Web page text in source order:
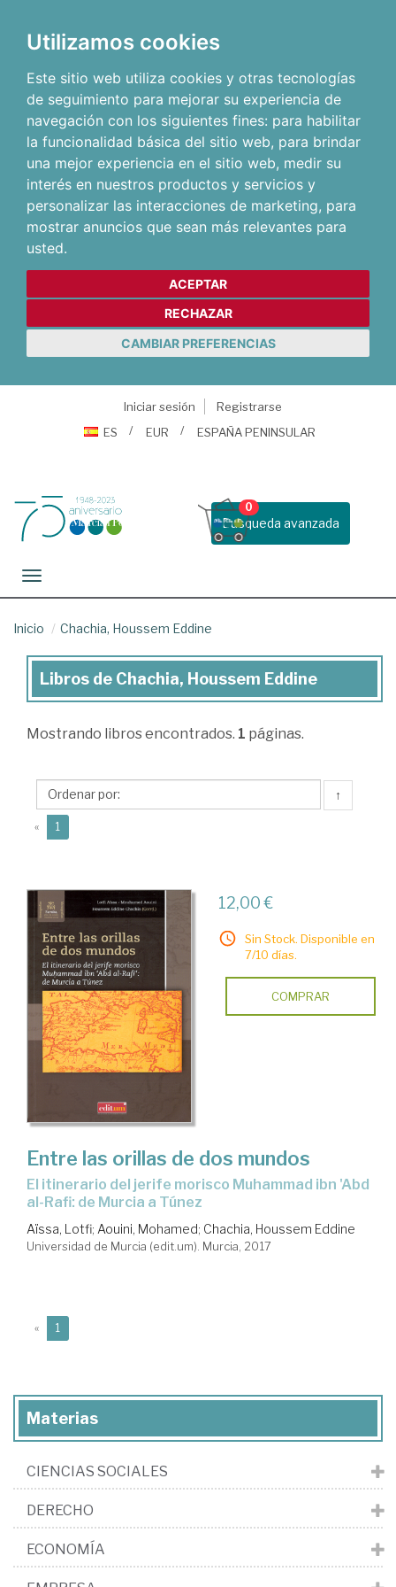
Utilizamos cookies
Este sitio web utiliza cookies y otras tecnologías
de seguimiento para mejorar su experiencia de
navegación con los siguientes fines: para habilitar
la funcionalidad básica del sitio web, para brindar
una mejor experiencia en el sitio web, medir su
interés en nuestros productos y servicios y
personalizar las interacciones de marketing, para
mostrar anuncios que sean más relevantes para
usted.
ACEPTAR
RECHAZAR
CAMBIAR PREFERENCIAS
Iniciar sesión
Registrarse
ES
EUR ESPAÑA PENINSULAR
Busqueda avanzada
0
Toggle navigation
Inicio Chachia, Houssem Eddine
Libros
Chachia,
Eddine
Libros de Chachia, Houssem Eddine
Mostrando libros encontrados. 1 páginas.
↑
« 1
12,00 €
Sin Stock. Disponible en
7/10 días.
COMPRAR
Entre las orillas de dos mundos
el itinerario del jerife morisco Muhammad ibn 'Abd
al-Rafi: de Murcia a Túnez
Aïssa, Lotfi; Aouini, Mohamed; Chachia, Houssem Eddine
Universidad de Murcia (edit.um). Murcia, 2017
« 1
Materias
CIENCIAS SOCIALES
DERECHO
ECONOMÍA